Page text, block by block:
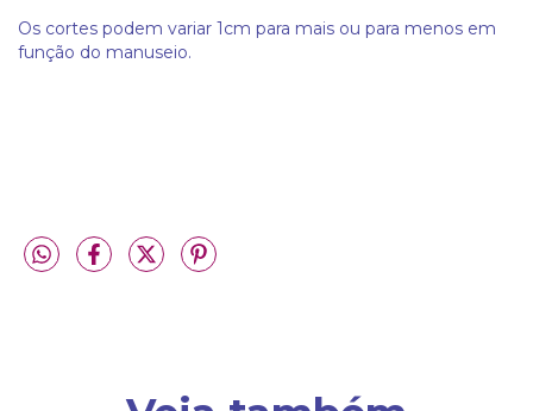
Os cortes podem variar 1cm para mais ou para menos em
função do manuseio.